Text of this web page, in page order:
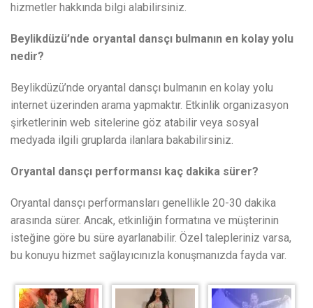
hizmetler hakkında bilgi alabilirsiniz.
Beylikdüzü’nde oryantal dansçı bulmanın en kolay yolu
nedir?
Beylikdüzü’nde oryantal dansçı bulmanın en kolay yolu
internet üzerinden arama yapmaktır. Etkinlik organizasyon
şirketlerinin web sitelerine göz atabilir veya sosyal
medyada ilgili gruplarda ilanlara bakabilirsiniz.
Oryantal dansçı performansı kaç dakika sürer?
Oryantal dansçı performansları genellikle 20-30 dakika
arasında sürer. Ancak, etkinliğin formatına ve müşterinin
isteğine göre bu süre ayarlanabilir. Özel talepleriniz varsa,
bu konuyu hizmet sağlayıcınızla konuşmanızda fayda var.